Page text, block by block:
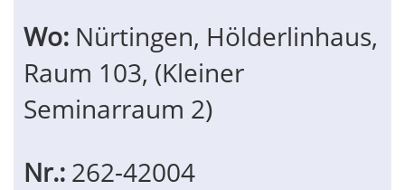
Wo: Nürtingen, Hölderlinhaus,
Raum 103, (Kleiner
Seminarraum 2)
Nr.: 262-42004